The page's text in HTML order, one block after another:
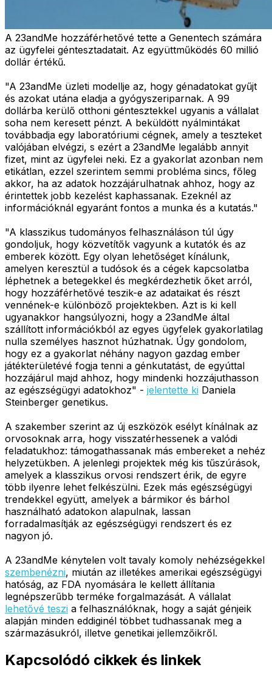
A 23andMe hozzáférhetővé tette a Genentech számára
az ügyfelei géntesztadatait. Az együttműködés 60 millió
dollár értékű.
"A 23andMe üzleti modellje az, hogy génadatokat gyűjt
és azokat utána eladja a gyógyszeriparnak. A 99
dollárba kerülő otthoni géntesztekkel ugyanis a vállalat
soha nem keresett pénzt. A beküldött nyálmintákat
továbbadja egy laboratóriumi cégnek, amely a teszteket
valójában elvégzi, s ezért a 23andMe legalább annyit
fizet, mint az ügyfelei neki. Ez a gyakorlat azonban nem
etikátlan, ezzel szerintem semmi probléma sincs, főleg
akkor, ha az adatok hozzájárulhatnak ahhoz, hogy az
érintettek jobb kezelést kaphassanak. Ezeknél az
információknál egyaránt fontos a munka és a kutatás."
"A klasszikus tudományos felhasználáson túl úgy
gondoljuk, hogy közvetítők vagyunk a kutatók és az
emberek között. Egy olyan lehetőséget kínálunk,
amelyen keresztül a tudósok és a cégek kapcsolatba
léphetnek a betegekkel és megkérdezhetik őket arról,
hogy hozzáférhetővé teszik-e az adataikat és részt
vennének-e különböző projektekben. Azt is ki kell
ugyanakkor hangsúlyozni, hogy a 23andMe által
szállított információkból az egyes ügyfelek gyakorlatilag
nulla személyes hasznot húzhatnak. Úgy gondolom,
hogy ez a gyakorlat néhány nagyon gazdag ember
játékterületévé fogja tenni a génkutatást, de egyúttal
hozzájárul majd ahhoz, hogy mindenki hozzájuthasson
az egészségügyi adatokhoz" - jelentette ki Daniela
Steinberger genetikus.
A szakember szerint az új eszközök esélyt kínálnak az
orvosoknak arra, hogy visszatérhessenek a valódi
feladatukhoz: támogathassanak más embereket a nehéz
helyzetükben. A jelenlegi projektek még kis tűszúrások,
amelyek a klasszikus orvosi rendszert érik, de egyre
több ilyenre lehet felkészülni. Ezek más egészségügyi
trendekkel együtt, amelyek a bármikor és bárhol
használható adatokon alapulnak, lassan
forradalmasítják az egészségügyi rendszert és ez
nagyon jó.
A 23andMe kénytelen volt tavaly komoly nehézségekkel
szembenézni, miután az illetékes amerikai egészségügyi
hatóság, az FDA nyomására le kellett állítania
legnépszerűbb terméke forgalmazását. A vállalat
lehetővé teszi a felhasználóknak, hogy a saját génjeik
alapján minden eddiginél többet tudhassanak meg a
származásukról, illetve genetikai jellemzőikről.
Kapcsolódó cikkek és linkek